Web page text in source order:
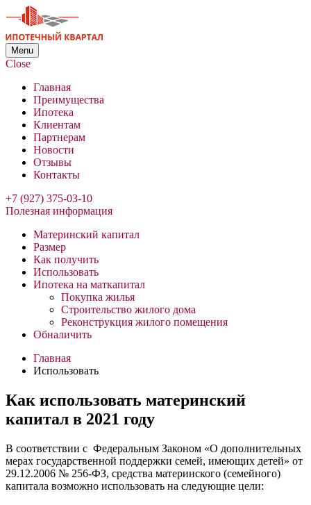
Menu
Close
Главная
Преимущества
Ипотека
Клиентам
Партнерам
Новости
Отзывы
Контакты
+7 (927) 375-03-10
Полезная информация
Материнский капитал
Размер
Как получить
Использовать
Ипотека на маткапитал
Покупка жилья
Строительство жилого дома
Реконструкция жилого помещения
Обналичить
Главная
Использовать
Как использовать материнский
капитал в 2021 году
В соответствии с Федеральным Законом «О дополнительных
мерах государственной поддержки семей, имеющих детей» от
29.12.2006 № 256-ФЗ, средства материнского (семейного)
капитала возможно использовать на следующие цели: